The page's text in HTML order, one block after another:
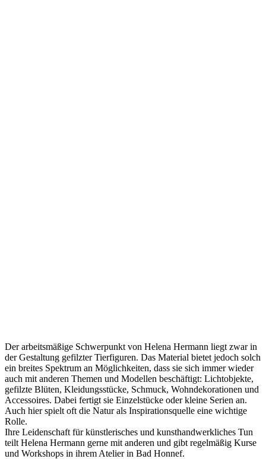
Der arbeitsmäßige Schwerpunkt von Helena Hermann liegt zwar in
der Gestaltung gefilzter Tierfiguren. Das Material bietet jedoch solch
ein breites Spektrum an Möglichkeiten, dass sie sich immer wieder
auch mit anderen Themen und Modellen beschäftigt: Lichtobjekte,
gefilzte Blüten, Kleidungsstücke, Schmuck, Wohndekorationen und
Accessoires. Dabei fertigt sie Einzelstücke oder kleine Serien an.
Auch hier spielt oft die Natur als Inspirationsquelle eine wichtige
Rolle.
Ihre Leidenschaft für künstlerisches und kunsthandwerkliches Tun
teilt Helena Hermann gerne mit anderen und gibt regelmäßig Kurse
und Workshops in ihrem Atelier in Bad Honnef.